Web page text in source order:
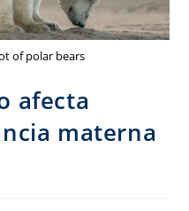
of polar bears
afecta
materna